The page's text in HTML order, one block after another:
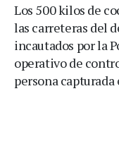
Los 500 kilos de
las carreteras del
incautados por la
operativo de
persona